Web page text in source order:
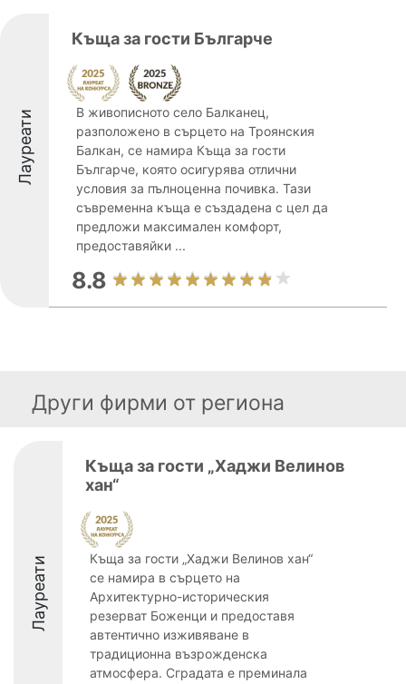
Лауреати
Къща за гости Българче
В живописното село Балканец,
разположено в сърцето на Троянския
Балкан, се намира Къща за гости
Българче, която осигурява отлични
условия за пълноценна почивка. Тази
съвременна къща е създадена с цел да
предложи максимален комфорт,
предоставяйки ...
8.8
Други фирми от региона
Лауреати
Къща за гости „Хаджи Велинов
хан“
Къща за гости „Хаджи Велинов хан“
се намира в сърцето на
Архитектурно-историческия
резерват Боженци и предоставя
автентично изживяване в
традиционна възрожденска
атмосфера. Сградата е преминала